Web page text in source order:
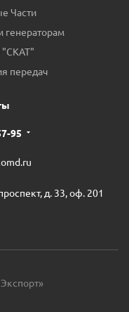
Части
генераторам
"СКАТ"
передач
95
д. 33, оф. 201